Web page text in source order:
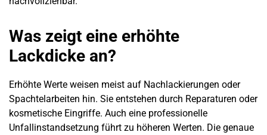
Was zeigt eine erhöhte
Lackdicke an?
Erhöhte Werte weisen meist auf Nachlackierungen oder
Spachtelarbeiten hin. Sie entstehen durch Reparaturen oder
kosmetische Eingriffe. Auch eine professionelle
Unfallinstandsetzung führt zu höheren Werten. Die genaue